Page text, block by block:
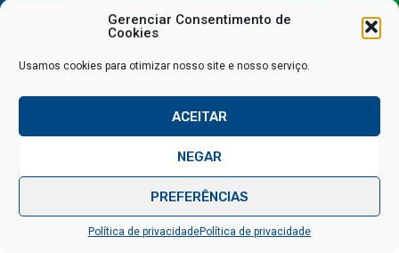
Gerenciar Consentimento de
Cookies
Usamos cookies para otimizar nosso site e nosso serviço.
ACEITAR
NEGAR
PREFERÊNCIAS
Política de privacidadePolítica de privacidade
Fale conosco via WhatsApp